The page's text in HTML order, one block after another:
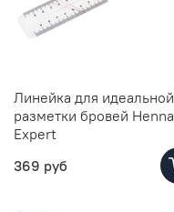
Линейка для идеальной
разметки бровей Henna
Expert
369 руб